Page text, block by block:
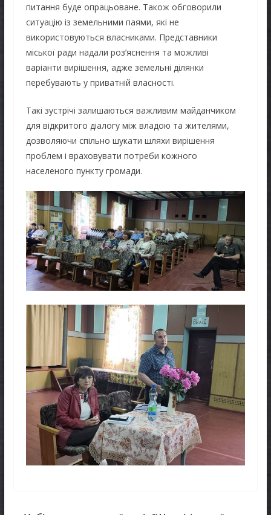
питання буде опрацьоване. Також обговорили
ситуацію із земельними паями, які не
використовуються власниками. Представники
міської ради надали роз’яснення та можливі
варіанти вирішення, адже земельні ділянки
перебувають у приватній власності.
Такі зустрічі залишаються важливим майданчиком
для відкритого діалогу між владою та жителями,
дозволяючи спільно шукати шляхи вирішення
проблем і враховувати потреби кожного
населеного пункту громади.